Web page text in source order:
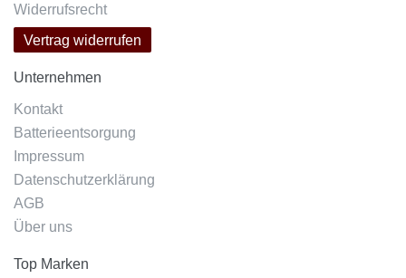
Widerrufsrecht
Vertrag widerrufen
Unternehmen
Kontakt
Batterieentsorgung
Impressum
Datenschutzerklärung
AGB
Über uns
Top Marken